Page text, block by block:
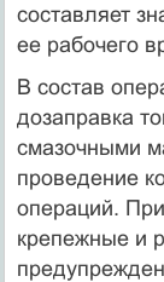
составляет
ее рабочего
В состав
дозаправка
смазочными
проведение
операций.
крепежные и